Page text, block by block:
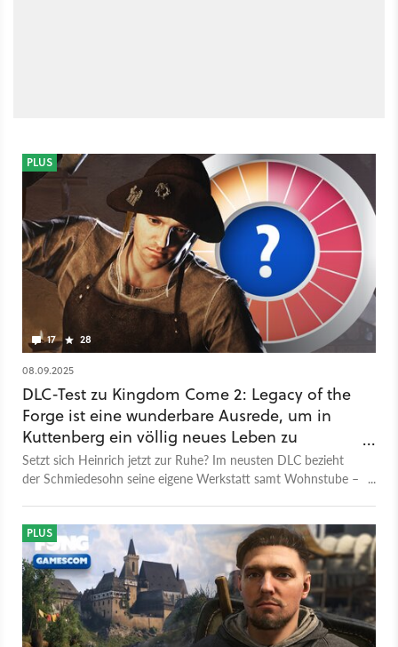
17 28
PLUS
08.09.2025
DLC-Test zu Kingdom Come 2: Legacy of the
Forge ist eine wunderbare Ausrede, um in
Kuttenberg ein völlig neues Leben zu
beginnen
Setzt sich Heinrich jetzt zur Ruhe? Im neusten DLC bezieht
der Schmiedesohn seine eigene Werkstatt samt Wohnstube –
PLUS